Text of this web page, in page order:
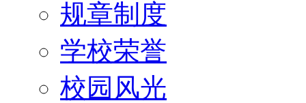
规章制度
学校荣誉
校园风光